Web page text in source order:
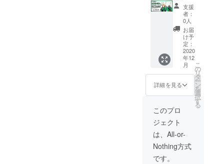
レー
ザー印
刷した
ものを
掲示し
ます ※
備考欄
にお名
前を入
力くだ
さい ※
本名、
会社名
もしく
はニッ
クネー
ムでも
可能 ※
文字数
本名、
会社名
もしく
はニッ
クネー
ムでも
可能 ※
文字数
は10文
字まで
になり
ます
を刻印
・10分
の1サイ
ズ2020
神社完
成模型
（1台）
※名前を
レー
ザー印
刷した
ものを
掲示し
ます ※
備考欄
にお名
前を入
力くだ
さい ※
支援
者：
0人
お届
け予
定：
2020
年12
月
詳細を見る
こ
の
リ
タ
ー
ン
を
選
択
す
る
このプロ
ジェクト
は、All-or-
Nothing方式
です。